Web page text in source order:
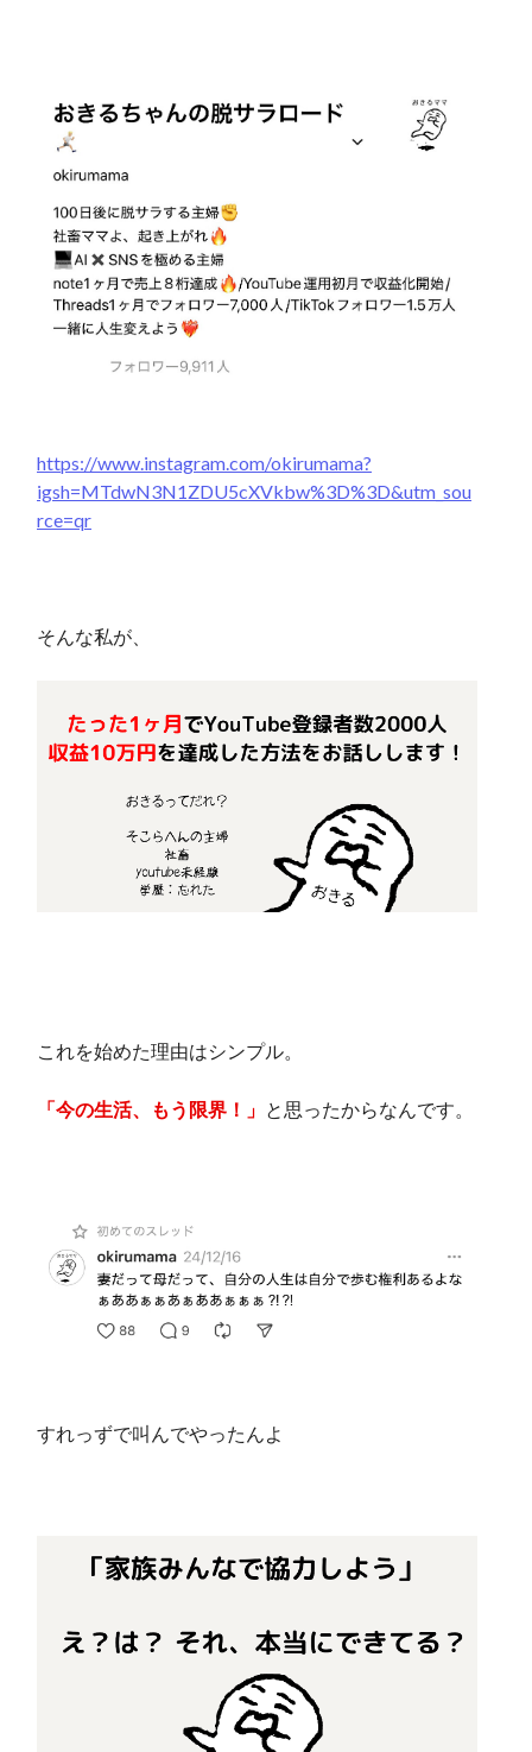
https://www.instagram.com/okirumama?
igsh=MTdwN3N1ZDU5cXVkbw%3D%3D&utm_sou
rce=qr
そんな私が、
これを始めた理由はシンプル。
「今の生活、もう限界！」 と思ったからなんです。
すれっずで叫んでやったんよ